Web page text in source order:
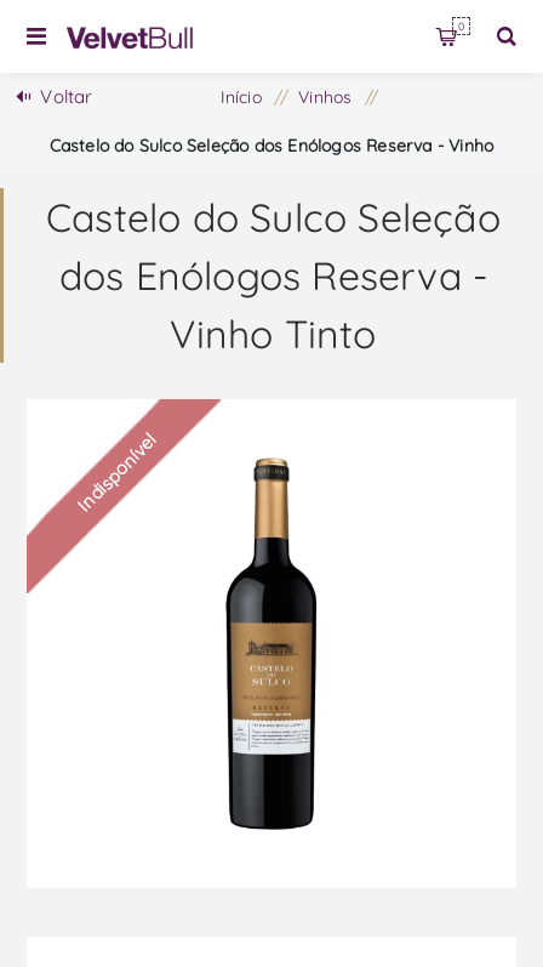
0
Voltar Início / Vinhos /
Castelo do Sulco Seleção dos Enólogos Reserva - Vinho
Castelo do Sulco Seleção
dos Enólogos Reserva -
Vinho Tinto
Indisponível